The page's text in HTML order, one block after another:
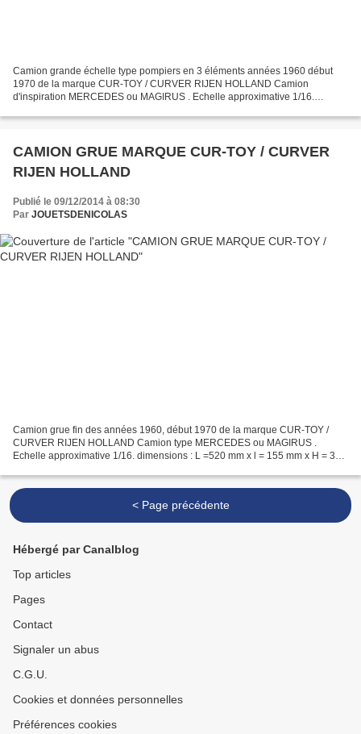
Camion grande échelle type pompiers en 3 éléments années 1960 début
1970 de la marque CUR-TOY / CURVER RIJEN HOLLAND Camion
d'inspiration MERCEDES ou MAGIRUS . Echelle approximative 1/16.
CAMION GRUE MARQUE CUR-TOY / CURVER
RIJEN HOLLAND
Publié le 09/12/2014 à 08:30
Par JOUETSDENICOLAS
Camion grue fin des années 1960, début 1970 de la marque CUR-TOY /
CURVER RIJEN HOLLAND Camion type MERCEDES ou MAGIRUS .
Echelle approximative 1/16. dimensions : L =520 mm x l = 155 mm x H = 300
< Page précédente
Hébergé par Canalblog
Top articles
Pages
Contact
Signaler un abus
C.G.U.
Cookies et données personnelles
Préférences cookies